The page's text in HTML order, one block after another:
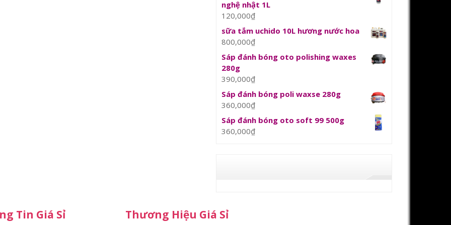
nghệ nhật 1L
120,000₫
sữa tắm uchido 10L hương nước hoa
800,000₫
Sáp đánh bóng oto polishing waxes
280g
390,000₫
Sáp đánh bóng poli waxse 280g
360,000₫
Sáp đánh bóng oto soft 99 500g
360,000₫
Tin Giá Sỉ Thương Hiệu Giá Sỉ